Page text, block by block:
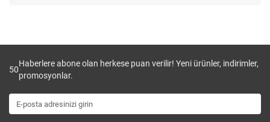
50
Haberlere abone olan herkese puan verilir! Yeni ürünler, indirimler,
promosyonlar.